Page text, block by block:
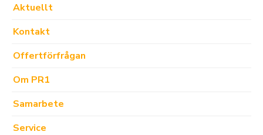
Aktuellt
Kontakt
Offertförfrågan
Om PR1
Samarbete
Service